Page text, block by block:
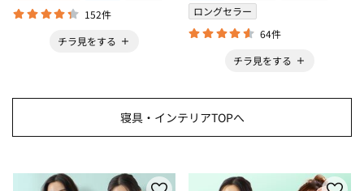
152件
チラ見をする
ロングセラー
64件
チラ見をする
寝具・インテリアTOPへ